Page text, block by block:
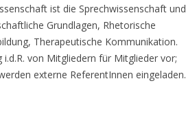
ist die Sprechwissenschaft und
Grundlagen, Rhetorische
Therapeutische Kommunikation.
von Mitgliedern für Mitglieder vor;
externe ReferentInnen eingeladen.